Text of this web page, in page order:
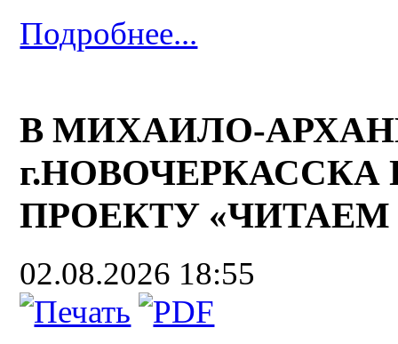
Подробнее...
В МИХАИЛО-
ПРОЕКТУ «ЧИТАЕМ
02.08.2026 18:55